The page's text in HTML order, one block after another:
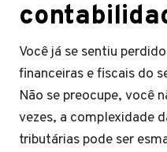
Você já se sentiu
financeiras e fiscais do
Não se preocupe, você
vezes, a complexidade
tributárias pode ser